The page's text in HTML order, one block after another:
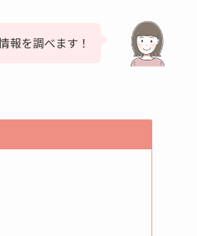
報を調べます！